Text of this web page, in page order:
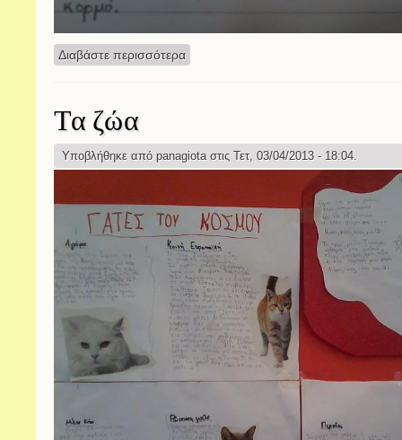
Διαβάστε περισσότερα
Τα ζώα
Υποβλήθηκε από panagiotaστις Τετ, 03/04/2013 - 18:04.